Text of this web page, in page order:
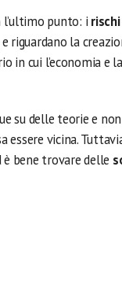
l’ultimo punto: i
e riguardano la
in cui l’economia
su delle teorie e
essere vicina.
bene trovare delle